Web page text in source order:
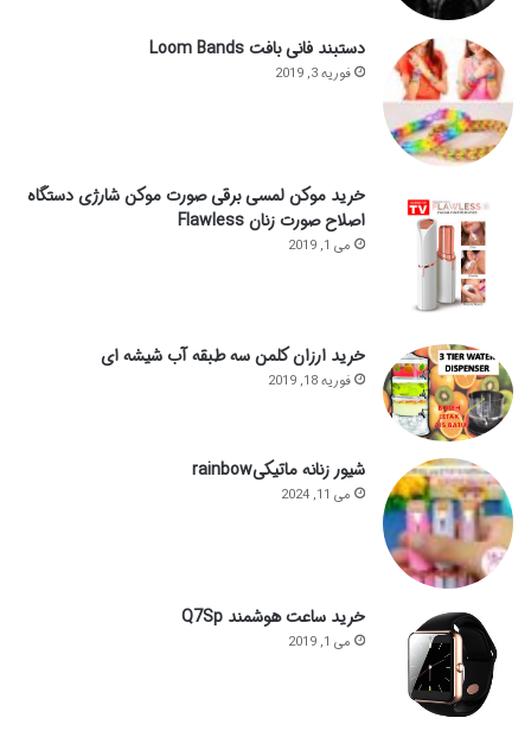
دستبند فانی بافت Loom Bands
فوریه 3, 2019
خرید موکن لمسی برقی صورت موکن شارژی دستگاه
اصلاح صورت زنان Flawless
می 1, 2019
خرید ارزان کلمن سه طبقه آب شیشه ای
فوریه 18, 2019
شیور زنانه ماتیکیrainbow
می 11, 2024
خرید ساعت هوشمند Q7Sp
می 1, 2019